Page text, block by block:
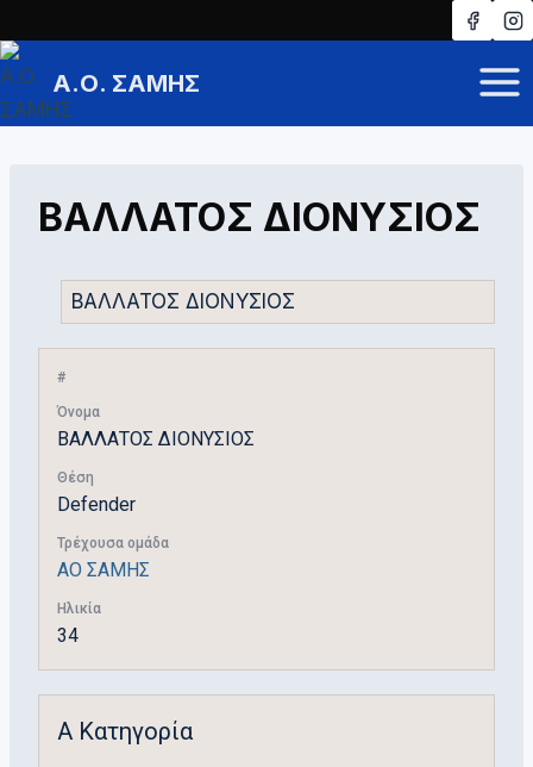
to
contentΑ.Ο. ΣΑΜΗΣ
ΒΑΛΛΑΤΟΣ ΔΙΟΝΥΣΙΟΣ
#
Όνομα
ΒΑΛΛΑΤΟΣ ΔΙΟΝΥΣΙΟΣ
Θέση
Defender
Τρέχουσα ομάδα
ΑΟ ΣΑΜΗΣ
Ηλικία
34
Α Κατηγορία